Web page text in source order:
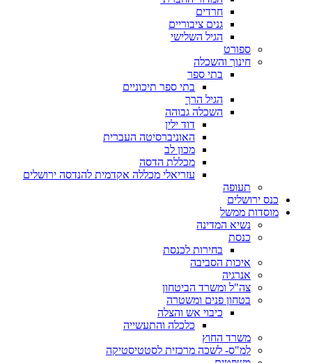
חרדים
גנים ציבוריים
הגיל השלישי
ספורט
חינוך והשכלה
בתי ספר
בתי ספר תיכוניים
הגיל הרך
השכלה גבוהה
דוד ילין
האוניברסיטה העברית
מכון לב
מכללת הדסה
עזריאלי מכללה אקדמית להנדסה ירושלים
תעופה
כנס ירושלים
מוסדות ממשל
נשיא המדינה
כנסת
בחירות לכנסת
איכות הסביבה
אנרגיה
צה"ל ומשרד הביטחון
בטחון פנים ומשטרה
כיבוי אש והצלה
כלכלה והתעשייה
משרד החוץ
למ"ס- לשכה מרכזית לסטטיסטיקה